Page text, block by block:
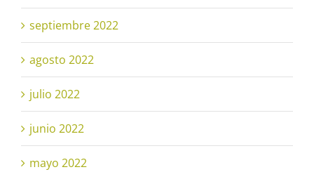
septiembre 2022
agosto 2022
julio 2022
junio 2022
mayo 2022